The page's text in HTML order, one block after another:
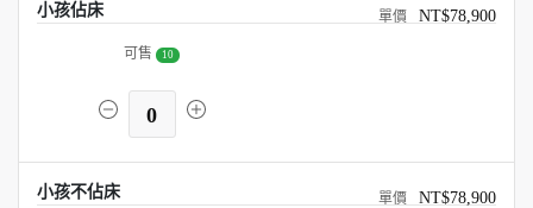
小孩佔床 NT$78,900
可售 10
0
小孩不佔床 NT$78,900